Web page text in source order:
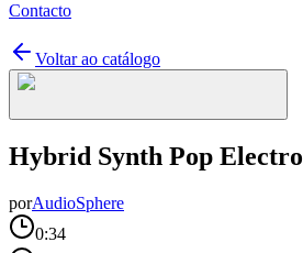
Contacto
Voltar ao catálogo
Hybrid Synth Pop Electro
porAudioSphere
0:34